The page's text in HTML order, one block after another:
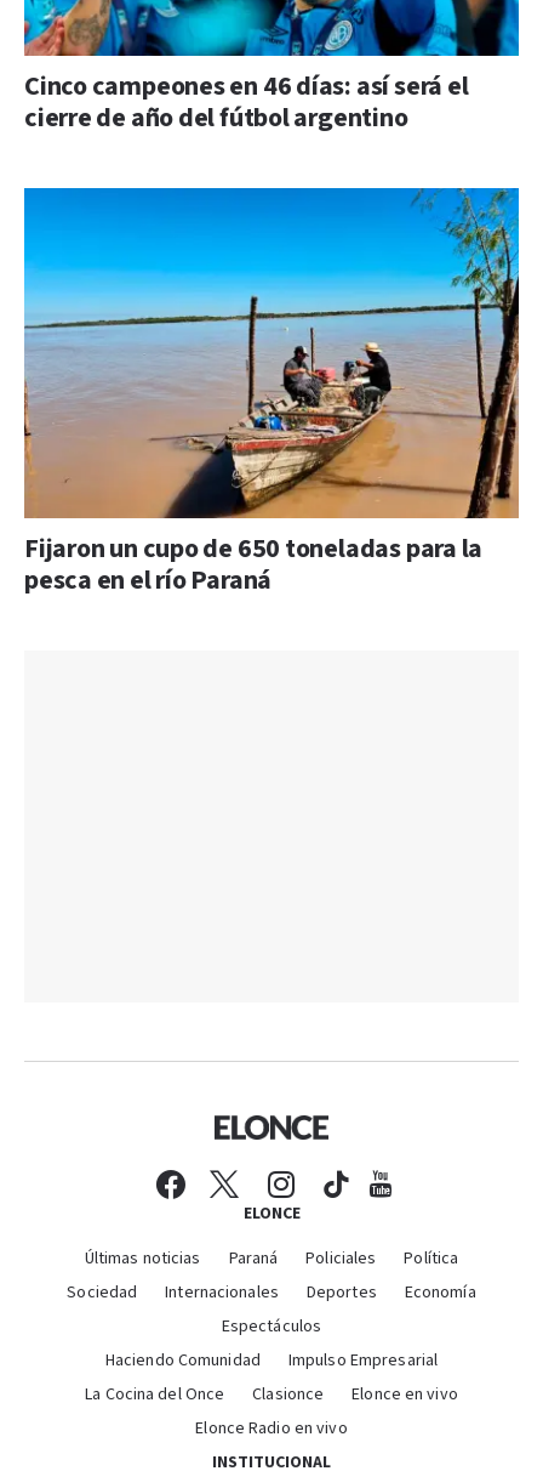
Cinco campeones en 46 días: así será el
cierre de año del fútbol argentino
Fijaron un cupo de 650 toneladas para la
pesca en el río Paraná
ELONCE
Últimas noticias Paraná Policiales
Política
Sociedad
Internacionales Deportes
Economía
Espectáculos
Haciendo Comunidad
Impulso Empresarial
La Cocina del Once
Clasionce
Elonce en vivo
Elonce Radio en vivo
INSTITUCIONAL